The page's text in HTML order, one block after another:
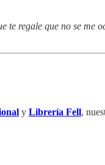
te regale que no se me
y Librería Fell,